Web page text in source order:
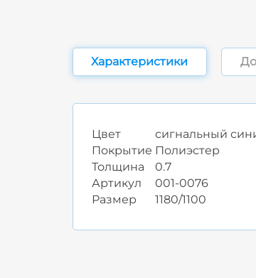
Характеристики
Цвет
сигнальный
Покрытие Полиэстер
Толщина
0.7
Артикул
001-0076
Размер
1180/1100